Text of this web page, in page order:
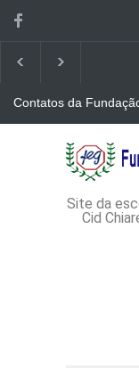
Contatos da
AVISO DE DISPENSA
LICITAÇÃO -
LICITAÇÃO Nº 53/
ADMINISTRATIVO Nº
Site da
Cid